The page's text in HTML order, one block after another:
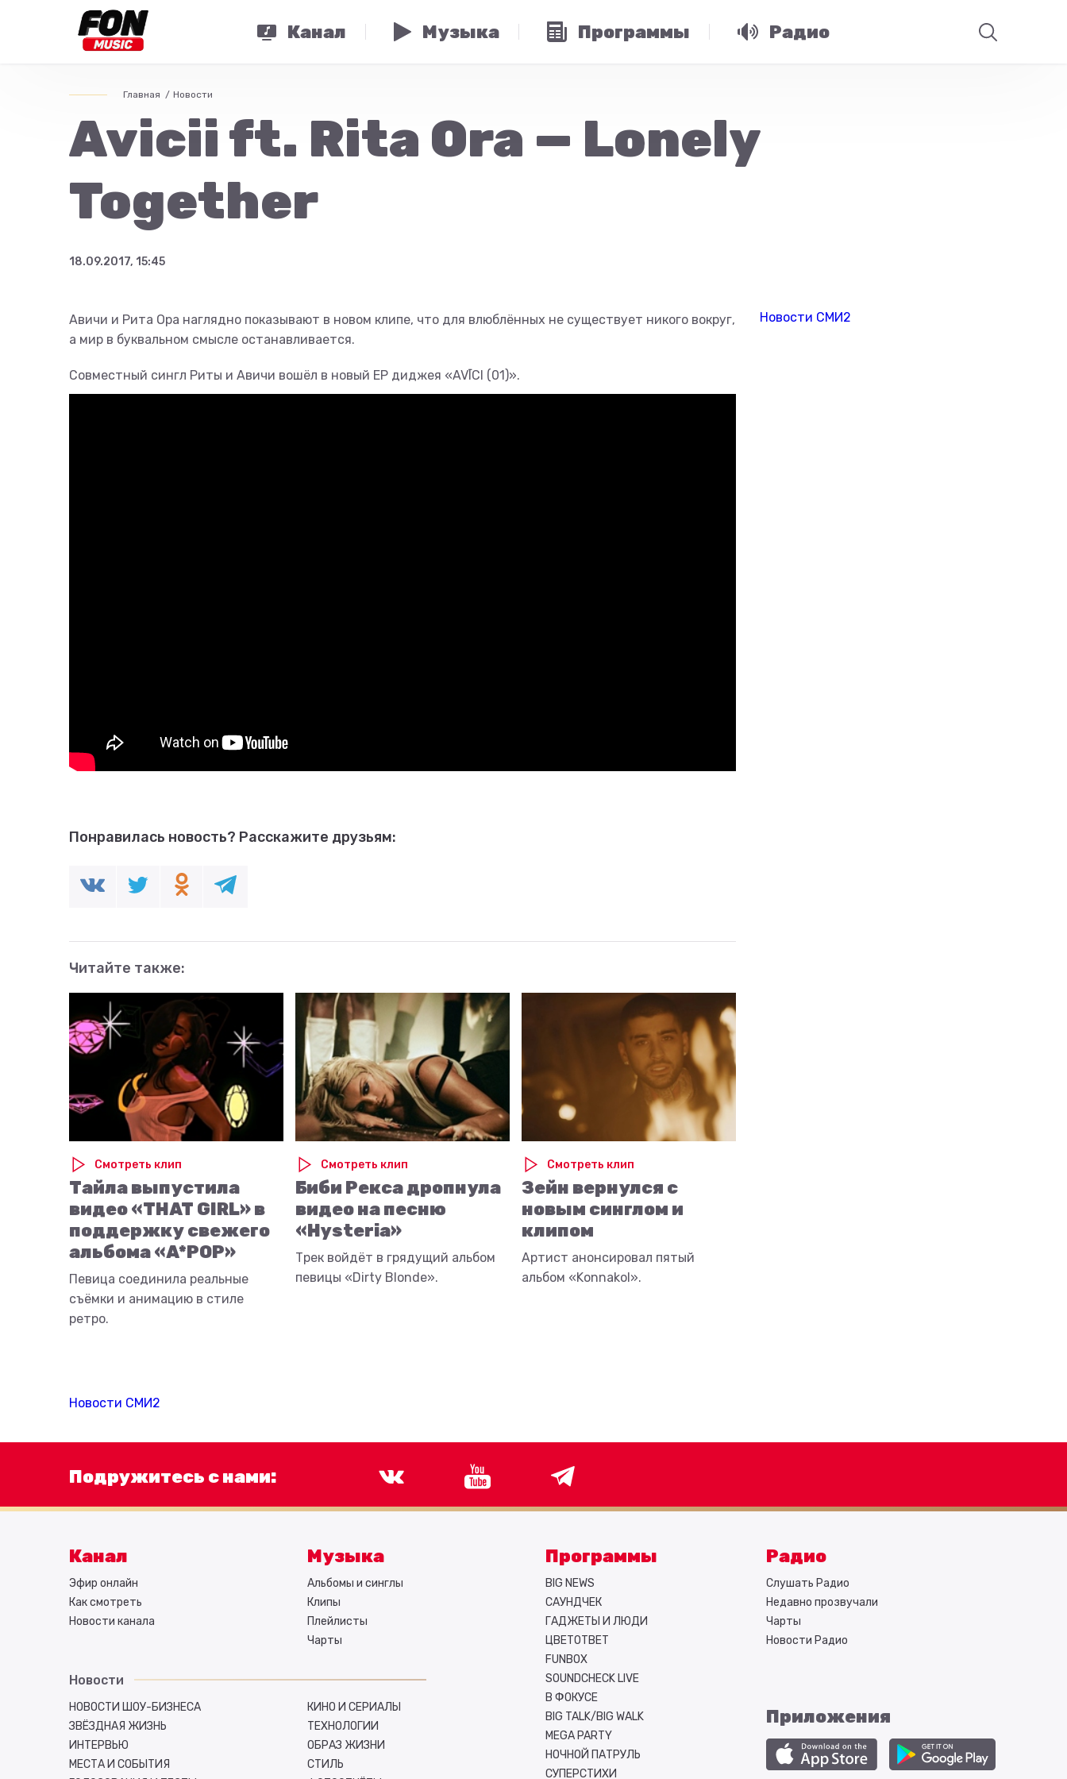
Канал Музыка Программы Радио
Главная Новости
Avicii ft. Rita Ora — Lonely
Together
18.09.2017, 15:45
Авичи и Рита Ора наглядно показывают в новом клипе, что для влюблённых не существует никого вокруг,
а мир в буквальном смысле останавливается.
Совместный сингл Риты и Авичи вошёл в новый EP диджея «AVĪCI (01)».
Понравилась новость? Расскажите друзьям:
Читайте также:
Смотреть клип
Тайла выпустила
видео «THAT GIRL» в
поддержку свежего
альбома «A*POP»
Певица соединила реальные
съёмки и анимацию в стиле
ретро.
Смотреть клип
Биби Рекса дропнула
видео на песню
«Hysteria»
Трек войдёт в грядущий альбом
певицы «Dirty Blonde».
Смотреть клип
Зейн вернулся с
новым синглом и
клипом
Артист анонсировал пятый
альбом «Konnakol».
Новости СМИ2
Новости СМИ2
Подружитесь с нами:
Канал
Эфир онлайн
Как смотреть
Новости канала
Музыка
Альбомы и синглы
Клипы
Плейлисты
Чарты
Новости
НОВОСТИ ШОУ-БИЗНЕСА
ЗВЁЗДНАЯ ЖИЗНЬ
ИНТЕРВЬЮ
МЕСТА И СОБЫТИЯ
КИНО И СЕРИАЛЫ
ТЕХНОЛОГИИ
ОБРАЗ ЖИЗНИ
СТИЛЬ
Программы
BIG NEWS
САУНДЧЕК
ГАДЖЕТЫ И ЛЮДИ
ЦВЕТОТВЕТ
FUNBOX
SOUNDCHECK LIVE
В ФОКУСЕ
BIG TALK/BIG WALK
MEGA PARTY
НОЧНОЙ ПАТРУЛЬ
СУПЕРСТИХИ
Радио
Слушать Радио
Недавно прозвучали
Чарты
Новости Радио
Приложения